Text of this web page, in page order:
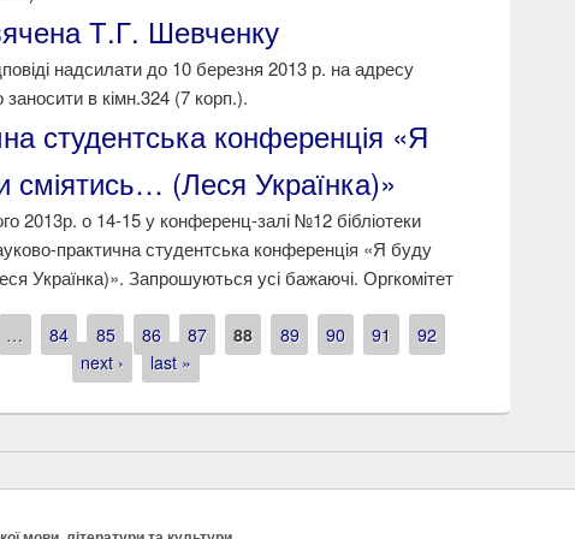
Т.Г. Шевченку
надсилати до 10 березня 2013 р. на адресу
заносити в кімн.324 (7 корп.).
студентська конференція «Я
сміятись… (Леся Українка)»
2013р. о 14-15 у конференц-залі №12 бібліотеки
практична студентська конференція «Я буду
Українка)». Запрошуються усі бажаючі. Оргкомітет
… 84 85 86 87 88 89 90 91
92
next ›
last »